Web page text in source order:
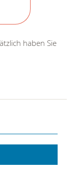
haben Sie